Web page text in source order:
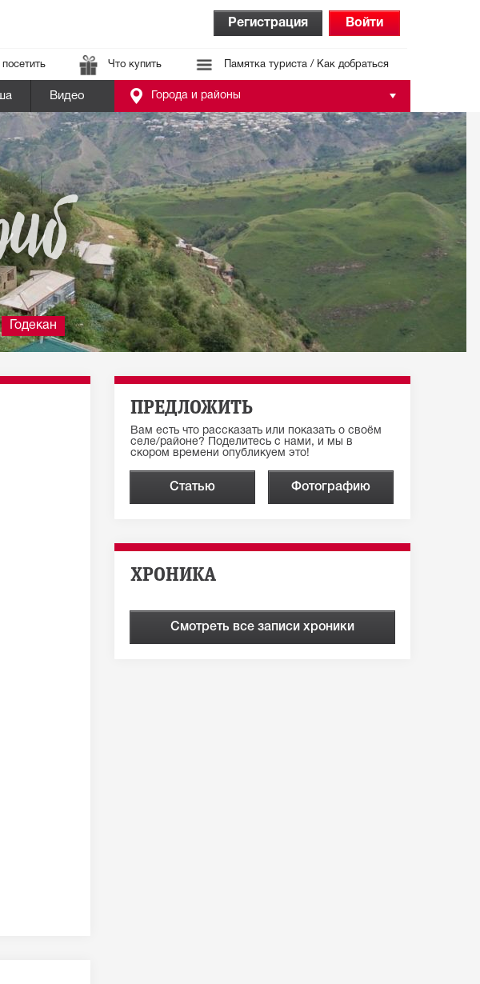
Регистрация Войти
Что купить Памятка туриста / Как добраться
Видео Города и районы
Годекан
ПРЕДЛОЖИТЬ
Вам есть что рассказать или показать о своём
селе/районе? Поделитесь с нами, и мы в
скором времени опубликуем это!
Статью Фотографию
ХРОНИКА
Смотреть все записи хроники